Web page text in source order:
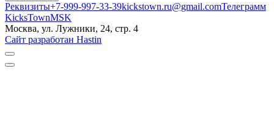
Реквизиты+7-999-997-33-39kickstown.ru@gmail.comТелеграмм
KicksTownMSK
Москва, ул. Лужники, 24, стр. 4
Сайт разработан Hastin